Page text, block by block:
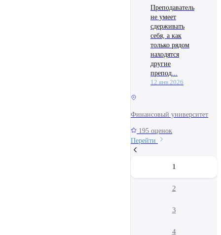
Преподаватель
не умеет
сдерживать
себя, а как
только рядом
находятся
другие
препод...
12 янв 2026
Финансовый университет
195 оценок
Перейти
1
2
3
4